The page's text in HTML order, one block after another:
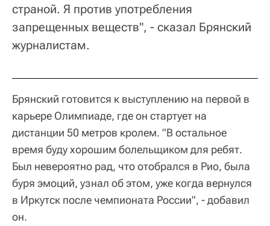
страной. Я против употребления
запрещенных веществ", - сказал Брянский
журналистам.
Брянский готовится к выступлению на первой в
карьере Олимпиаде, где он стартует на
дистанции 50 метров кролем. "В остальное
время буду хорошим болельщиком для ребят.
Был невероятно рад, что отобрался в Рио, была
буря эмоций, узнал об этом, уже когда вернулся
в Иркутск после чемпионата России", - добавил
он.